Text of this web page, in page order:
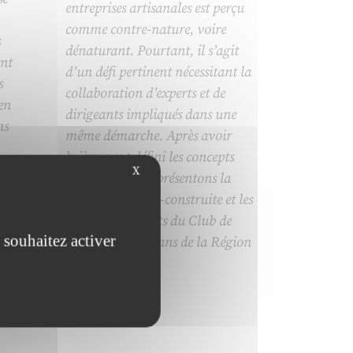
à
entreprises artisanales est perçu
comme contre-nature, voire
dénaturant. Pourtant, il s’agit
d’un défi pertinent nécessitant la
collaboration d’experts et de
dirigeants impliqués dans une
même démarche. Après avoir
brièvement défini les concepts
employés, nous présentons la
méthodologie co-construite et les
premiers résultats du Club de
Dirigeants Artisans de la Région
X
activer